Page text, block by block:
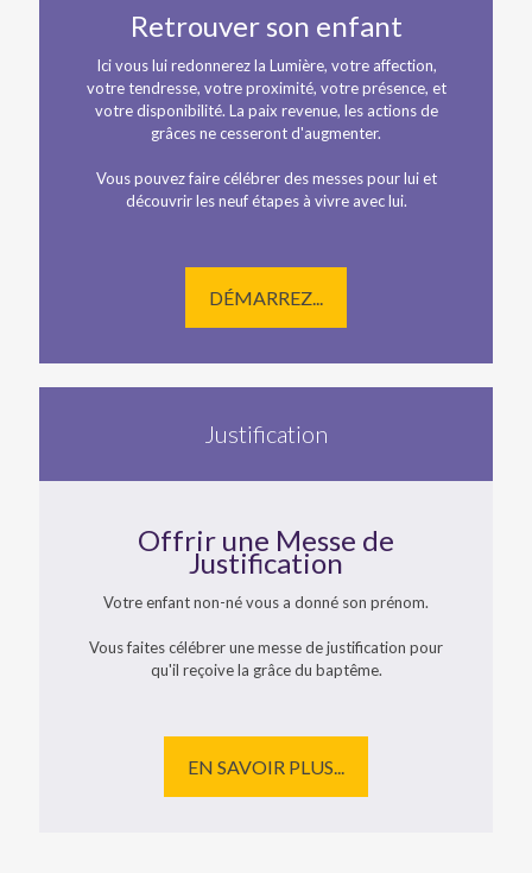
Retrouver son enfant
Ici vous lui redonnerez la Lumière, votre affection,
votre tendresse, votre proximité, votre présence, et
votre disponibilité. La paix revenue, les actions de
grâces ne cesseront d'augmenter.
Vous pouvez faire célébrer des messes pour lui et
découvrir les neuf étapes à vivre avec lui.
DÉMARREZ...
Justification
Offrir une Messe de
Justification
Votre enfant non-né vous a donné son prénom.
Vous faites célébrer une messe de justification pour
qu'il reçoive la grâce du baptême.
EN SAVOIR PLUS...